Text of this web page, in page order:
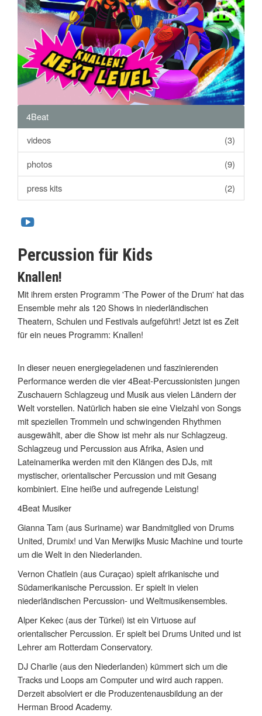
4Beat
videos
(3)
photos
(9)
press kits
(2)
Percussion für Kids
Knallen!
Mit ihrem ersten Programm 'The Power of the Drum' hat das
Ensemble mehr als 120 Shows in niederländischen
Theatern, Schulen und Festivals aufgeführt! Jetzt ist es Zeit
für ein neues Programm: Knallen!
In dieser neuen energiegeladenen und faszinierenden
Performance werden die vier 4Beat-Percussionisten jungen
Zuschauern Schlagzeug und Musik aus vielen Ländern der
Welt vorstellen. Natürlich haben sie eine Vielzahl von Songs
mit speziellen Trommeln und schwingenden Rhythmen
ausgewählt, aber die Show ist mehr als nur Schlagzeug.
Schlagzeug und Percussion aus Afrika, Asien und
Lateinamerika werden mit den Klängen des DJs, mit
mystischer, orientalischer Percussion und mit Gesang
kombiniert. Eine heiße und aufregende Leistung!
4Beat Musiker
Gianna Tam (aus Suriname) war Bandmitglied von Drums
United, Drumix! und Van Merwijks Music Machine und tourte
um die Welt in den Niederlanden.
Vernon Chatlein (aus Curaçao) spielt afrikanische und
Südamerikanische Percussion. Er spielt in vielen
niederländischen Percussion- und Weltmusikensembles.
Alper Kekec (aus der Türkei) ist ein Virtuose auf
orientalischer Percussion. Er spielt bei Drums United und ist
Lehrer am Rotterdam Conservatory.
DJ Charlie (aus den Niederlanden) kümmert sich um die
Tracks und Loops am Computer und wird auch rappen.
Derzeit absolviert er die Produzentenausbildung an der
Herman Brood Academy.